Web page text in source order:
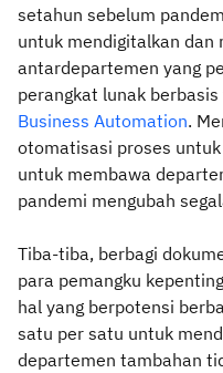
setahun sebelum
untuk mendigitalkan dan
antardepartemen yang
perangkat lunak
Business Automation.
otomatisasi proses
untuk membawa
pandemi mengubah
Tiba-tiba, berbagi
para pemangku
hal yang berpotensi
satu per satu untuk
departemen tambahan